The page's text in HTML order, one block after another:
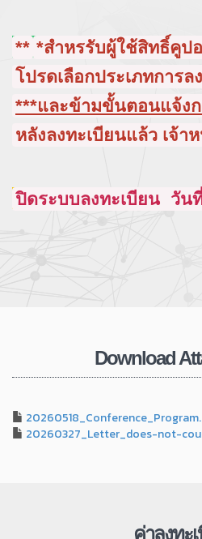
** *สำหรรับผู้ใช้สิทธิ์คูป
โปรดเลือกประเภทการ
***และข้ามขั้นตอนแจ้งก
หลังลงทะเบียนแล้ว เจ้า
ปิดระบบลงทะเบียน
Download
20260327_Letter_does-not-
ค่าลงทะ